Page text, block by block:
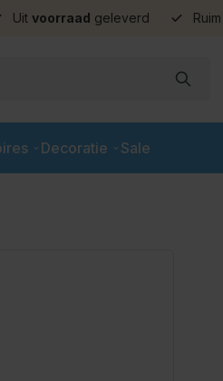
Uit voorraad geleverd Ruim
Decoratie Sale